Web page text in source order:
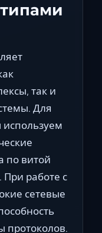
так и
Для
по витой
работе с
сетевые
протоколов.